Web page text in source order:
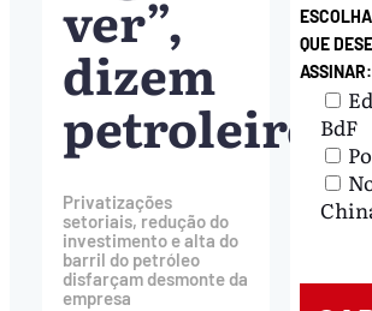
ver”,
dizem
petroleiros
Privatizações
setoriais, redução do
investimento e alta do
barril do petróleo
disfarçam desmonte da
empresa
QUE
ASSINAR:
BdF